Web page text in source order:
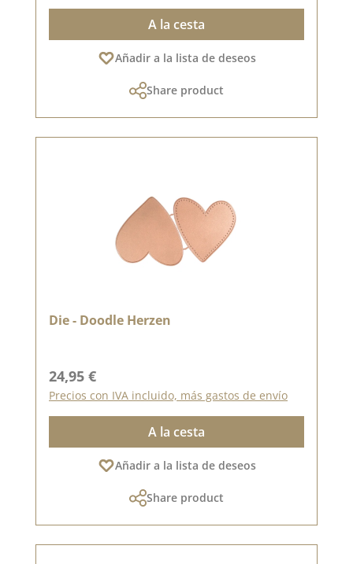
A la cesta
Añadir a la lista de deseos
Share product
Die - Doodle Herzen
Precio normal:
24,95 €
Precios con IVA incluido, más gastos de envío
A la cesta
Añadir a la lista de deseos
Share product